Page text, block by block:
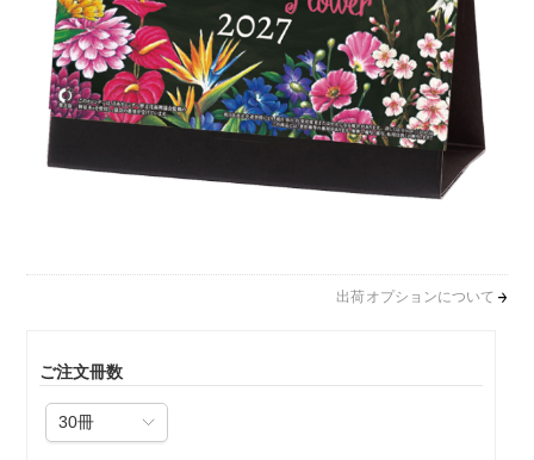
出荷オプションについて
ご注文冊数